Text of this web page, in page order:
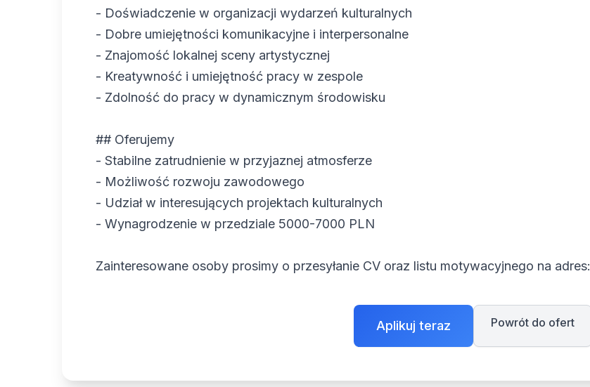
- Doświadczenie w organizacji wydarzeń kulturalnych
- Dobre umiejętności komunikacyjne i interpersonalne
- Znajomość lokalnej sceny artystycznej
- Kreatywność i umiejętność pracy w zespole
- Zdolność do pracy w dynamicznym środowisku
## Oferujemy
- Stabilne zatrudnienie w przyjaznej atmosferze
- Możliwość rozwoju zawodowego
- Udział w interesujących projektach kulturalnych
- Wynagrodzenie w przedziale 5000-7000 PLN
Zainteresowane osoby prosimy o przesyłanie CV oraz listu motywacyjnego na adres:
Aplikuj teraz Powrót do ofert